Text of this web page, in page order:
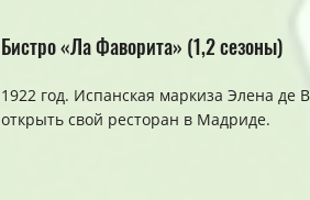
Бистро «Ла Фаворита» (1,2 сезоны)
1922 год. Испанская маркиза Элена де
открыть свой ресторан в Мадриде.